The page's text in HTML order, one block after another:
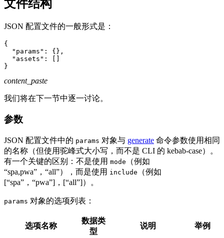
文件结构
JSON 配置文件的一般形式是：
{
"params" : {} ,
"assets" : [ ]
}
content_paste
我们将在下一节中逐一讨论。
参数
JSON 配置文件中的 params 对象与 generate 命令参数使用相同
的名称（但使用驼峰式大小写，而不是 CLI 的 kebab-case）。
有一个关键的区别：不是使用 mode
（例如
“spa,pwa”，“all”），而是使用 include
（例如
[“spa”，“pwa”]，[“all”]）。
params 对象的选项列表：
选项名称
数据类
型
说明 举例